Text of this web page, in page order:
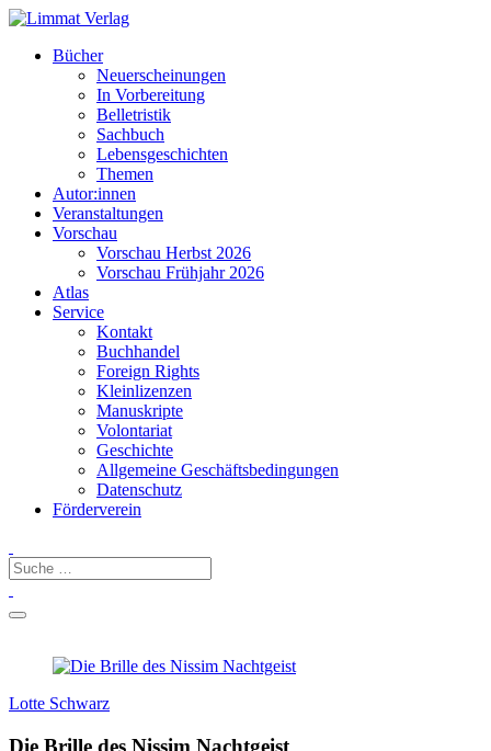
Bücher
Neuerscheinungen
In Vorbereitung
Belletristik
Sachbuch
Lebensgeschichten
Themen
Autor:innen
Veranstaltungen
Vorschau
Vorschau Herbst 2026
Vorschau Frühjahr 2026
Atlas
Service
Kontakt
Buchhandel
Foreign Rights
Kleinlizenzen
Manuskripte
Volontariat
Geschichte
Allgemeine Geschäftsbedingungen
Datenschutz
Förderverein
Lotte Schwarz
Die Brille des Nissim Nachtgeist